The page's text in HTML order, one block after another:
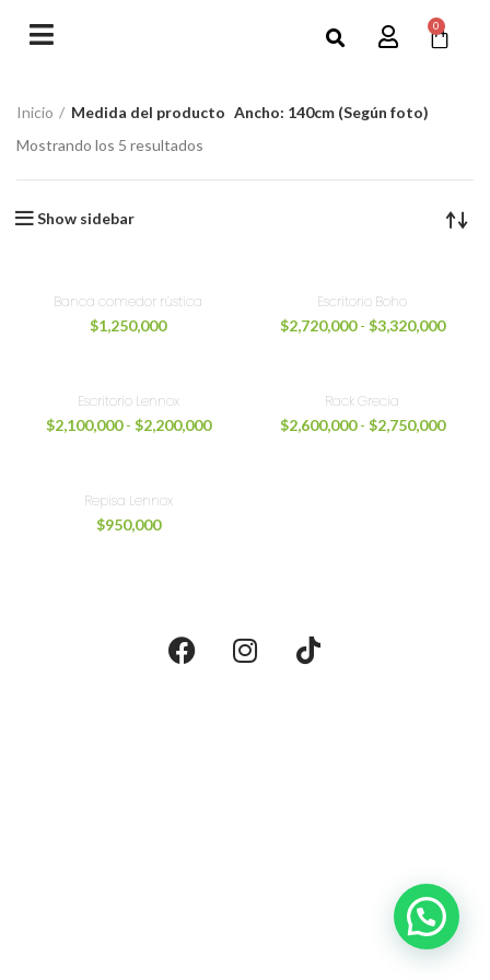
0
Inicio Medida del producto Ancho: 140cm (Según foto)
Mostrando los 5 resultados
Show sidebar
Banca comedor rústica
$1,250,000
Escritorio Boho
$2,720,000 - $3,320,000
Escritorio Lennox
$2,100,000 - $2,200,000
Rack Grecia
$2,600,000 - $2,750,000
Repisa Lennox
$950,000